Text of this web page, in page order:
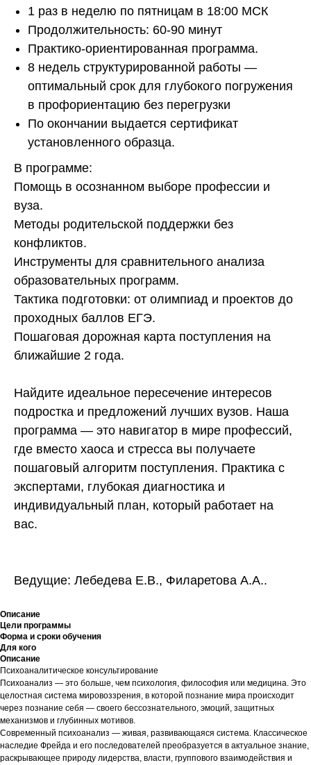
1 раз в неделю по пятницам в 18:00 МСК
Продолжительность: 60-90 минут
Практико-ориентированная программа.
8 недель структурированной работы —
оптимальный срок для глубокого погружения
в профориентацию без перегрузки
По окончании выдается сертификат
установленного образца.
В программе:
Помощь в осознанном выборе профессии и
вуза.
Методы родительской поддержки без
конфликтов.
Инструменты для сравнительного анализа
образовательных программ.
Тактика подготовки: от олимпиад и проектов до
проходных баллов ЕГЭ.
Пошаговая дорожная карта поступления на
ближайшие 2 года.
Найдите идеальное пересечение интересов
подростка и предложений лучших вузов. Наша
программа — это навигатор в мире профессий,
где вместо хаоса и стресса вы получаете
пошаговый алгоритм поступления. Практика с
экспертами, глубокая диагностика и
индивидуальный план, который работает на
вас.
Ведущие: Лебедева Е.В., Филаретова А.А..
Описание
Цели программы
Форма и сроки обучения
Для кого
Описание
Психоаналитическое консультирование
Психоанализ — это больше, чем психология, философия или медицина. Это
целостная система мировоззрения, в которой познание мира происходит
через познание себя — своего бессознательного, эмоций, защитных
механизмов и глубинных мотивов.
Современный психоанализ — живая, развивающаяся система. Классическое
наследие Фрейда и его последователей преобразуется в актуальное знание,
раскрывающее природу лидерства, власти, группового взаимодействия и